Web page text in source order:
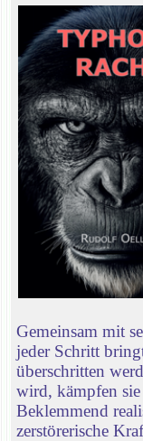
Gemeinsam mit
jeder Schritt
überschritten
wird, kämpfen
Beklemmend
zerstörerische